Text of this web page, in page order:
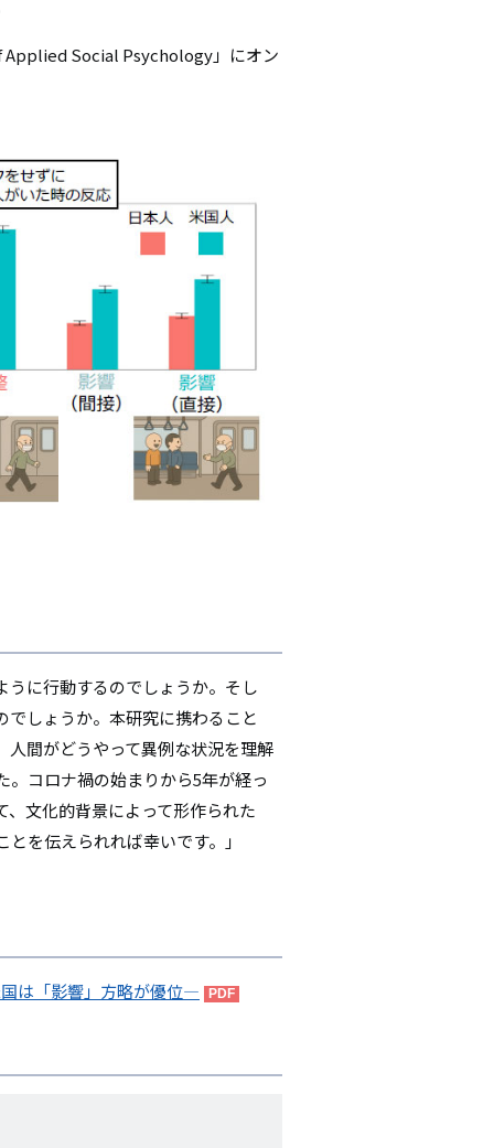
Applied Social Psychology」にオン
うに行動するのでしょうか。そし
しょうか。本研究に携わること
間がどうやって異例な状況を理解
。コロナ禍の始まりから5年が経っ
文化的背景によって形作られた
を伝えられれば幸いです。」
は「影響」方略が優位―